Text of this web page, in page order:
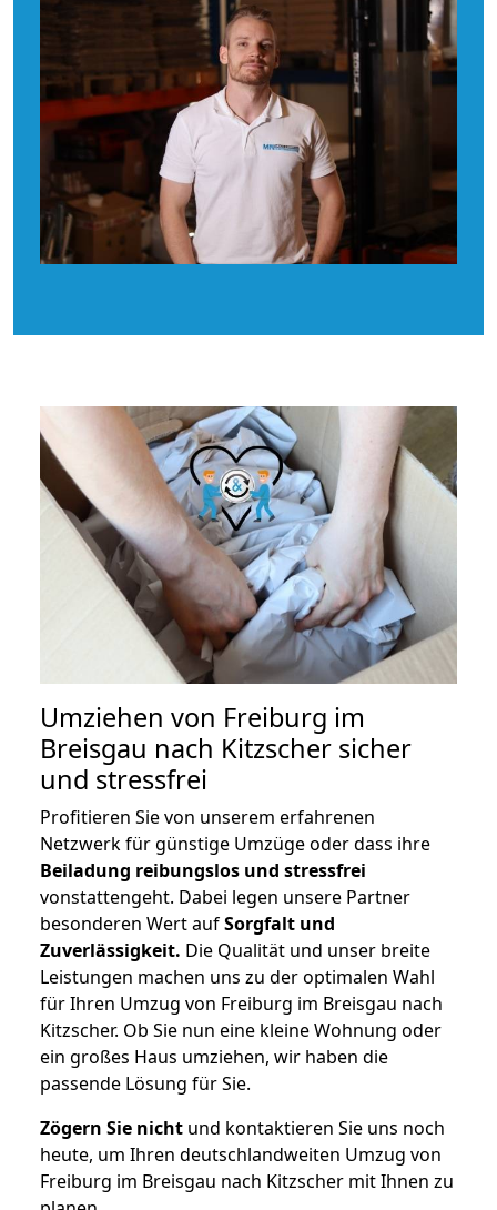
Umziehen von Freiburg im
Breisgau nach Kitzscher sicher
und stressfrei
Profitieren Sie von unserem erfahrenen
Netzwerk für günstige Umzüge oder dass ihre
Beiladung reibungslos und stressfrei
vonstattengeht. Dabei legen unsere Partner
besonderen Wert aufSorgfalt und
Zuverlässigkeit. Die Qualität und unser breite
Leistungen machen uns zu der optimalen Wahl
für Ihren Umzug von Freiburg im Breisgau nach
Kitzscher. Ob Sie nun eine kleine Wohnung oder
ein großes Haus umziehen, wir haben die
passende Lösung für Sie.
Zögern Sie nicht und kontaktieren Sie uns noch
heute, um Ihren deutschlandweiten Umzug von
Freiburg im Breisgau nach Kitzscher mit Ihnen zu